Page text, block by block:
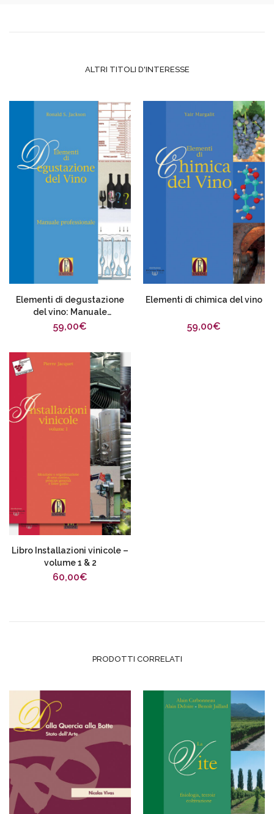
ALTRI TITOLI D'INTERESSE
Elementi di degustazione
del vino: Manuale
professionale
59,00€
Elementi di chimica del vino
59,00€
Libro Installazioni vinicole –
volume 1 & 2
60,00€
PRODOTTI CORRELATI